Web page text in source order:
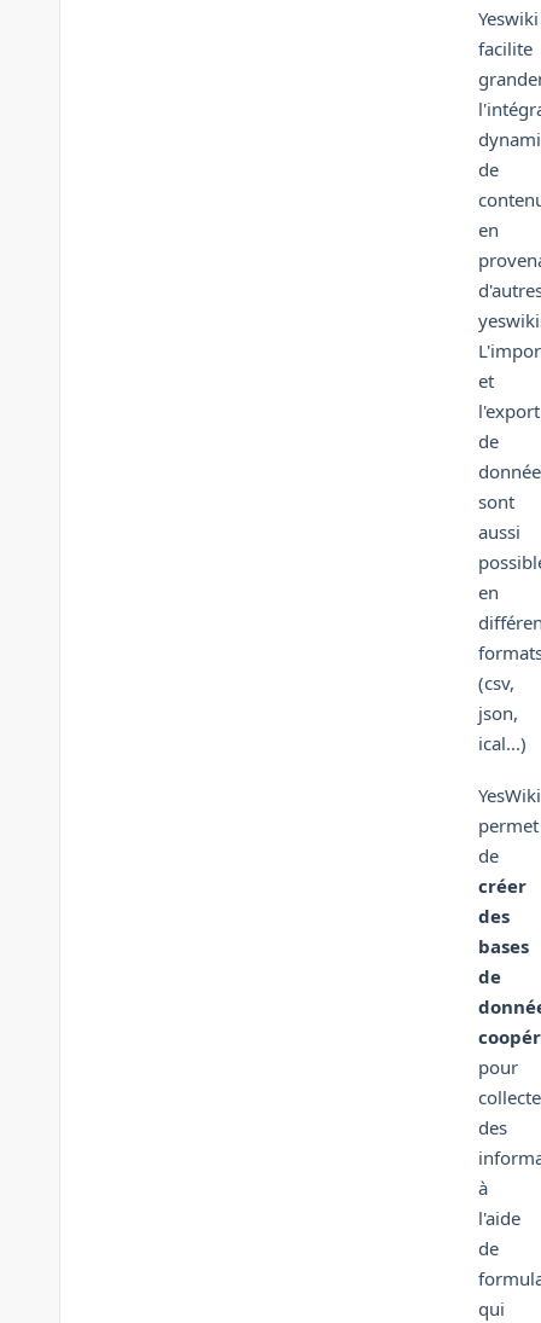
Yeswiki
facilite
de
en
et
l'export
de
sont
aussi
en
(csv,
json,
ical...)
YesWiki
permet
de
créer
des
bases
de
pour
des
à
l'aide
de
qui